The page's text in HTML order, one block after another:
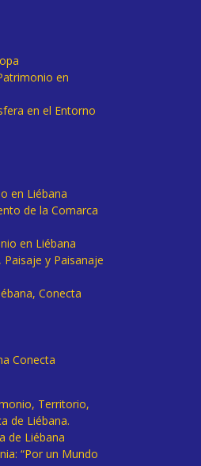
en
en el Entorno
en Liébana
de la Comarca
en Liébana
y Paisanaje
Conecta
Conecta
Territorio,
de Liébana.
de Liébana
“Por un Mundo